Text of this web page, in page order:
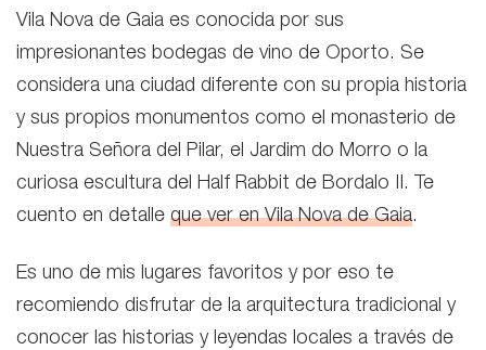
Vila Nova de Gaia es conocida por sus
impresionantes bodegas de vino de Oporto. Se
considera una ciudad diferente con su propia historia
y sus propios monumentos como el monasterio de
Nuestra Señora del Pilar, el Jardim do Morro o la
curiosa escultura del Half Rabbit de Bordalo II. Te
cuento en detalle que ver en Vila Nova de Gaia.
Es uno de mis lugares favoritos y por eso te
recomiendo disfrutar de la arquitectura tradicional y
conocer las historias y leyendas locales a través de